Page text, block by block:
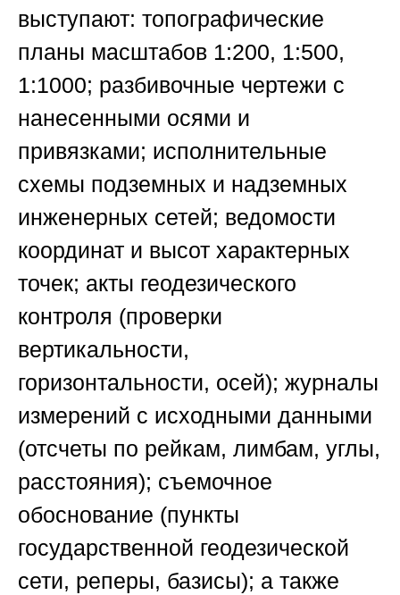
выступают: топографические
планы масштабов 1:200, 1:500,
1:1000; разбивочные чертежи с
нанесенными осями и
привязками; исполнительные
схемы подземных и надземных
инженерных сетей; ведомости
координат и высот характерных
точек; акты геодезического
контроля (проверки
вертикальности,
горизонтальности, осей); журналы
измерений с исходными данными
(отсчеты по рейкам, лимбам, углы,
расстояния); съемочное
обоснование (пункты
государственной геодезической
сети, реперы, базисы); а также